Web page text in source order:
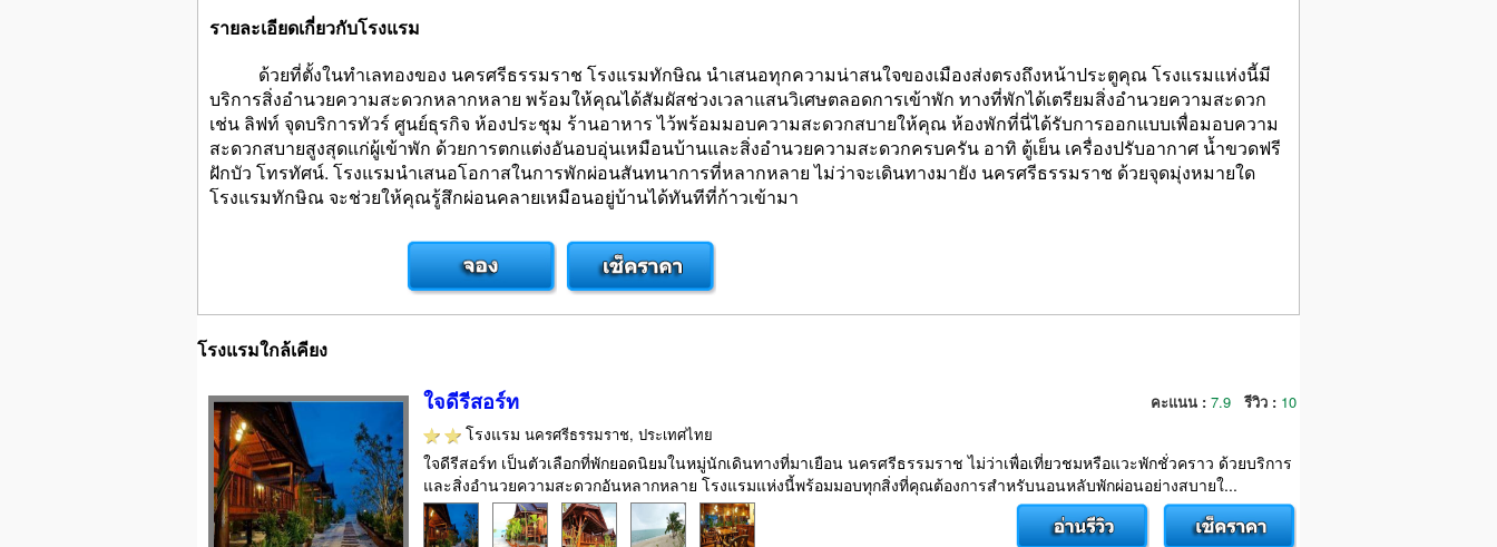
รายละเอียดเกี่ยวกับโรงแรม
ด้วยที่ตั้งในทำเลทองของ นครศรีธรรมราช โรงแรมทักษิณ นำเสนอทุกความน่าสนใจของเมืองส่งตรงถึงหน้าประตูคุณ โรงแรมแห่งนี้มี
บริการสิ่งอำนวยความสะดวกหลากหลาย พร้อมให้คุณได้สัมผัสช่วงเวลาแสนวิเศษตลอดการเข้าพัก ทางที่พักได้เตรียมสิ่งอำนวยความสะดวก
เช่น ลิฟท์ จุดบริการทัวร์ ศูนย์ธุรกิจ ห้องประชุม ร้านอาหาร ไว้พร้อมมอบความสะดวกสบายให้คุณ ห้องพักที่นี่ได้รับการออกแบบเพื่อมอบความ
สะดวกสบายสูงสุดแก่ผู้เข้าพัก ด้วยการตกแต่งอันอบอุ่นเหมือนบ้านและสิ่งอำนวยความสะดวกครบครัน อาทิ ตู้เย็น เครื่องปรับอากาศ น้ำขวดฟรี
ฝักบัว โทรทัศน์. โรงแรมนำเสนอโอกาสในการพักผ่อนสันทนาการที่หลากหลาย ไม่ว่าจะเดินทางมายัง นครศรีธรรมราช ด้วยจุดมุ่งหมายใด
โรงแรมทักษิณ จะช่วยให้คุณรู้สึกผ่อนคลายเหมือนอยู่บ้านได้ทันทีที่ก้าวเข้ามา
โรงแรมใกล้เคียง
ใจดีรีสอร์ท คะแนน : 7.9 รีวิว : 10
โรงแรม นครศรีธรรมราช, ประเทศไทย
ใจดีรีสอร์ท เป็นตัวเลือกที่พักยอดนิยมในหมู่นักเดินทางที่มาเยือน นครศรีธรรมราช ไม่ว่าเพื่อเที่ยวชมหรือแวะพักชั่วคราว ด้วยบริการ
และสิ่งอำนวยความสะดวกอันหลากหลาย โรงแรมแห่งนี้พร้อมมอบทุกสิ่งที่คุณต้องการสำหรับนอนหลับพักผ่อนอย่างสบายใ...